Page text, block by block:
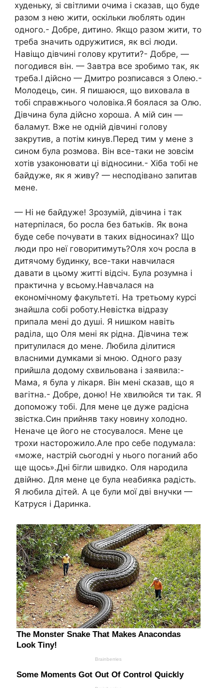
худеньку, зі світлими очима і сказав, що буде
разом з нею жити, оскільки люблять один
одного.- Добре, дитино. Якщо разом жити, то
треба значить одружитися, як всі люди.
Навіщо дівчині голову крутити?- Добре, —
погодився він. — Завтра все зробимо так, як
треба.І дійсно — Дмитро розписався з Олею.-
Молодець, син. Я пишаюся, що виховала в
тобі справжнього чоловіка.Я боялася за Олю.
Дівчина була дійсно хороша. А мій син —
баламут. Вже не одній дівчині голову
закрутив, а потім кинув.Перед тим у мене з
сином була розмова. Він все-таки не зовсім
хотів узаконювати ці відносини.- Хіба тобі не
байдуже, як я живу? — несподівано запитав
мене.
— Ні не байдуже! Зрозумій, дівчина і так
натерпілася, бо росла без батьків. Як вона
буде себе почувати в таких відносинах? Що
люди про неї говоритимуть?Оля хоч росла в
дитячому будинку, все-таки навчилася
давати в цьому житті відсіч. Була розумна і
практична у всьому.Навчалася на
економічному факультеті. На третьому курсі
знайшла собі роботу.Невістка відразу
припала мені до душі. Я нишком навіть
раділа, що Оля мені як рідна. Дівчина теж
притулилася до мене. Любила ділитися
власними думками зі мною. Одного разу
прийшла додому схвильована і заявила:-
Мама, я була у лікаря. Він мені сказав, що я
вагітна.- Добре, доню! Не хвилюйся ти так. Я
допоможу тобі. Для мене це дуже радісна
звістка.Син прийняв таку новину холодно.
Неначе це його не стосувалося. Мене це
трохи насторожило.Але про себе подумала:
«може, настрій сьогодні у нього поганий або
ще щось».Дні бігли швидко. Оля народила
двійню. Для мене це була неабияка радість.
Я любила дітей. А це були мої дві внучки —
Катруся і Даринка.